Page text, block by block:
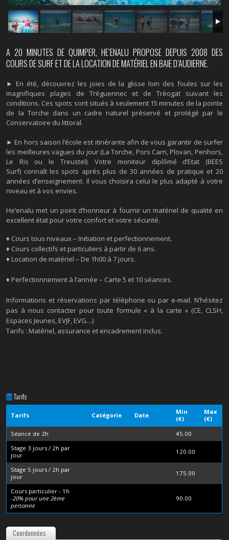
A 20 MINUTES DE QUIMPER, HE’ENALU PROPOSE DEPUIS 2008 DES
COURS DE SURF ET DE LA LOCATION DE MATÉRIEL EN BAIE D’AUDIERNE.
► En été, découvrez les joies de la glisse loin des foules sur les
magnifiques plages de Tréguennec et de Tréogat suivant les
conditions. Ces spots sont situés à seulement 15 minutes de la pointe
de la Torche dans un cadre naturel préservé et protégé par le
Conservatoire du littoral.
► En hors saison l’école est itinérante afin de vous garantir de surfer
les meilleures vagues du jour (La Torche, Pors Carn, Plovan, Penhors,
Le Ris ou le Treustel). Votre moniteur diplômé d’Etat (BEES
Surf) connaît les spots après plus de 30 années de pratique et 20
années d’enseignement. Il vous choisira celui le plus adapté à votre
niveau et à vos envies.
He’enalu met un point d’honneur à fournir un matériel de qualité en
excellent état pour votre confort et votre sécurité.
♦ Cours tous niveaux – Initiation et perfectionnement.
♦ Cours collectifs et particuliers à partir de 6 ans.
♦ Location de matériel – De 1h00 à 7 jours.
♦ Perfectionnement à l’année – Carte 5 et 10 séances.
Informations et réservations par téléphone ou par e-mail. N’hésitez
pas à nous contacter pour toute formule « à la carte » (CE, CLSH,
Espaces Jeunes, EVJF, EVG…)
Tarifs : Matériel, assurance et encadrement inclus.
Tarifs
Tarifs Catégorie Date
Min
(€)
Max
(€)
Séance de 2h
45.00
Stage 3 jours / 2h par
jour
120.00
Stage 5 jours / 2h par
jour
175.00
Cours particulier - 1h
-20% pour une 2ème
personne
90.00
Coordonnées